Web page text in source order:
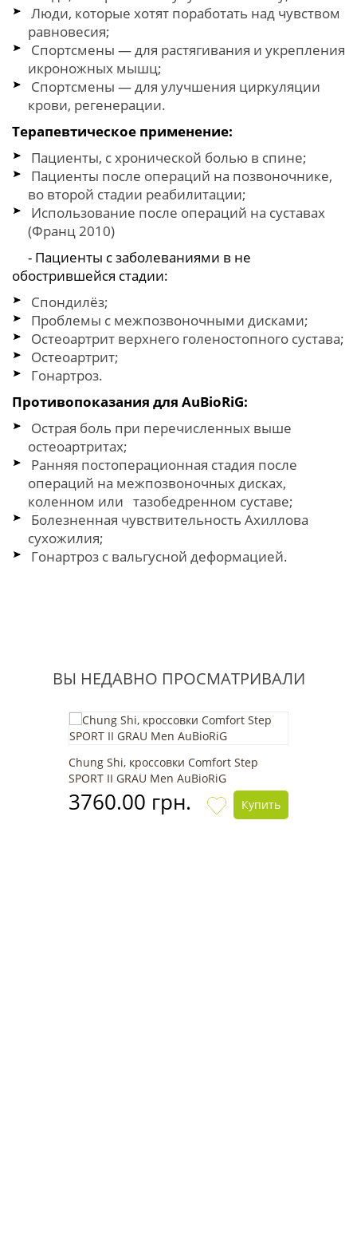
Люди, которые хотят поработать над чувством
равновесия;
Спортсмены — для растягивания и укрепления
икроножных мышц;
Спортсмены — для улучшения циркуляции
крови, регенерации.
Терапевтическое применение:
Пациенты, с хронической болью в спине;
Пациенты после операций на позвоночнике,
во второй стадии реабилитации;
Использование после операций на суставах
(Франц 2010)
- Пациенты с заболеваниями в не
обострившейся стадии:
Спондилёз;
Проблемы с межпозвоночными дисками;
Остеоартрит верхнего голеностопного сустава;
Остеоартрит;
Гонартроз.
Противопоказания для AuBioRiG:
Острая боль при перечисленных выше
остеоартритах;
Ранняя постоперационная стадия после
операций на межпозвоночных дисках,
коленном или тазобедренном суставе;
Болезненная чувствительность Ахиллова
сухожилия;
Гонартроз с вальгусной деформацией.
ВЫ НЕДАВНО ПРОСМАТРИВАЛИ
Chung Shi, кроссовки Comfort Step
SPORT II GRAU Men AuBioRiG
3760.00 грн. Купить